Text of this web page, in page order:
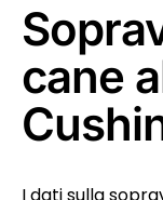
cane